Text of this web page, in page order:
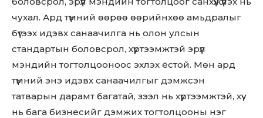
чухал. Ард түмний өөрөө өөрийнхөө амьдралыг
бүтээх идэвх санаачилга нь олон улсын
стандартын боловсрол, хүртээмжтэй эрүүл
мэндийн тогтолцооноос эхлэх ёстой. Мөн ард
түмний энэ идэвх санаачилгыг дэмжсэн
татварын дарамт багатай, зээл нь хүртээмжтэй, хүү
нь бага бизнесийг дэмжих тогтолцооны нэг